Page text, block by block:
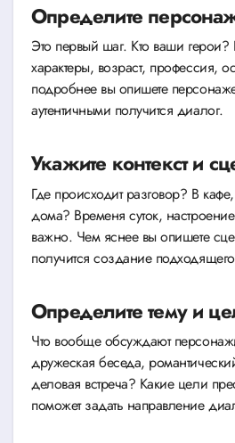
Определите
Это первый шаг. Кто ваши герои?
характеры, возраст, профессия,
подробнее вы опишете
аутентичными получится диалог.
Укажите контекст и
Где происходит разговор? В
дома? Временя суток,
важно. Чем яснее вы опишете
получится создание
Определите тему и
Что вообще обсуждают
дружеская беседа,
деловая встреча? Какие цели
поможет задать направление